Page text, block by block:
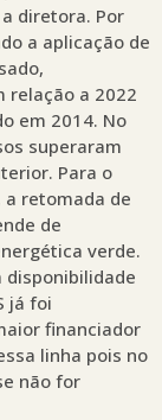
diretora. Por
a aplicação de
relação a 2022
em 2014. No
superaram
Para o
a retomada de
de
verde.
disponibilidade
já foi
financiador
linha pois no
não for